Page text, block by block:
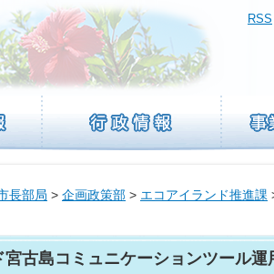
RSS
長部局 > 企画政策部 > エコアイランド推進課
宮古島コミュニケーションツール